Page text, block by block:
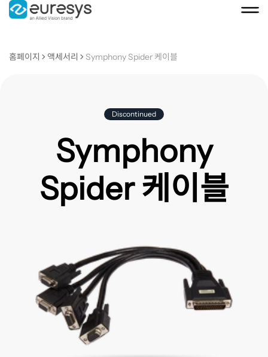
홈페이지 액세서리 Symphony Spider 케이블
Discontinued
Symphony
Spider 케이블